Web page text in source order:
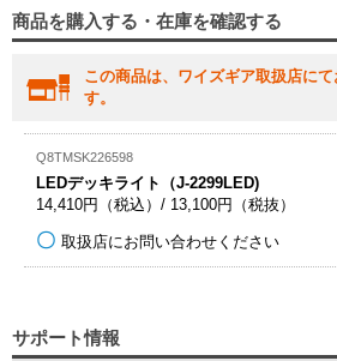
商品を購入する・在庫を確認する
この商品は、ワイズギア取扱店に
す。
Q8TMSK226598
LEDデッキライト（J-2299LED)
14,410円（税込）/ 13,100円（税抜）
取扱店にお問い合わせください
サポート情報